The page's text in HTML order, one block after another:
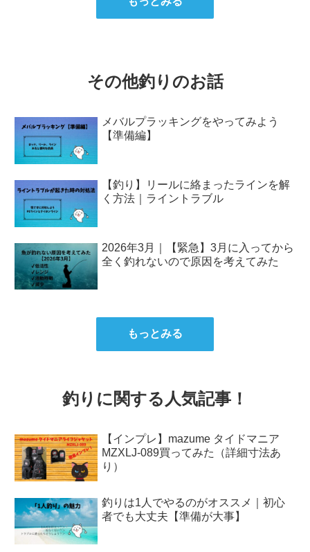
その他釣りのお話
メバルプラッキングをやってみよう
【準備編】
【釣り】リールに絡まったラインを解
く方法｜ライントラブル
2026年3月｜【緊急】3月に入ってから
全く釣れないので原因を考えてみた
もっとみる
釣りに関する人気記事！
【インプレ】mazume タイドマニア
MZXLJ-089買ってみた（詳細寸法あ
り）
釣りは1人でやるのがオススメ｜初心
者でも大丈夫【準備が大事】